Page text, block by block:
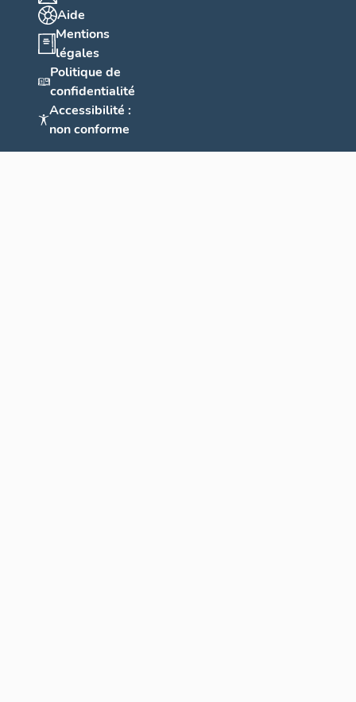
Aide
Mentions
légales
Politique de
confidentialité
Accessibilité :
non conforme